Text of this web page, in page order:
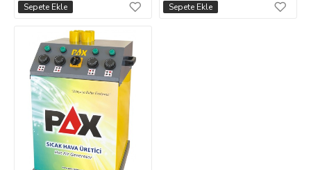
Sepete Ekle Sepete Ekle